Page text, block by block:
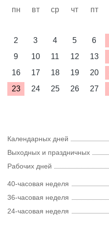
пн вт ср чт пт
2
3 4 5 6
9
10 11 12 13
16
17 18 19 20
23
24 25 26 27
Календарных дней
Выходных и праздничных
Рабочих дней
40-часовая неделя
36-часовая неделя
24-часовая неделя